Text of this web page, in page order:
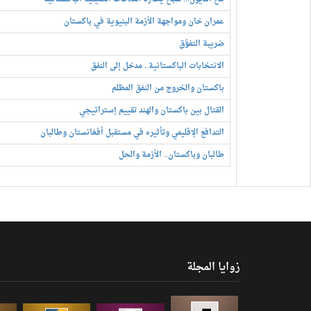
عمران خان ومواجهة الأزمة البنيوية في باكستان
ضريبة التفوُّق
الانتخابات الباكستانية.. مدخل إلى النفق
باكستان والخروج من النفق المظلم
القتال بين باكستان والهند تقييم إستراتيجي
التدافع الإقليمي وتأثيره في مستقبل أفغانستان وطالبان
طالبان وباكستان.. الأزمة والحل
زوايا المجلة